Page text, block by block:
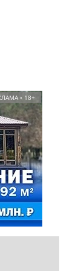
• 18+